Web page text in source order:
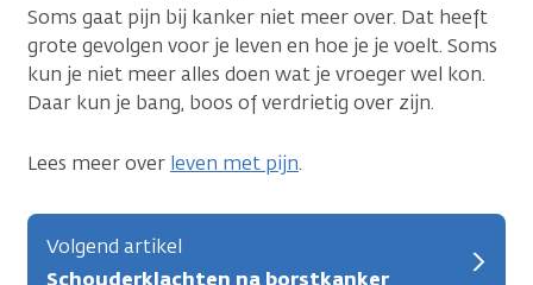
Soms gaat pijn bij kanker niet meer over. Dat heeft
grote gevolgen voor je leven en hoe je je voelt. Soms
kun je niet meer alles doen wat je vroeger wel kon.
Daar kun je bang, boos of verdrietig over zijn.
Lees meer over leven met pijn.
Volgend artikel
Schouderklachten na borstkanker